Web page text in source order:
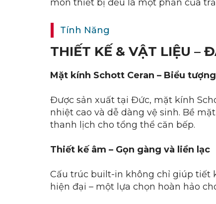
món thiết bị đều là một phần của
Tính Năng
THIẾT KẾ & VẬT LIỆU –
Mặt kính Schott Ceran – Biểu
Được sản xuất tại Đức, mặt kính
nhiệt cao và dễ dàng vệ sinh. Bề
thanh lịch cho tổng thể căn bếp.
Thiết kế âm – Gọn gàng và liền lạc
Cấu trúc built-in không chỉ giúp tiết
hiện đại – một lựa chọn hoàn hảo